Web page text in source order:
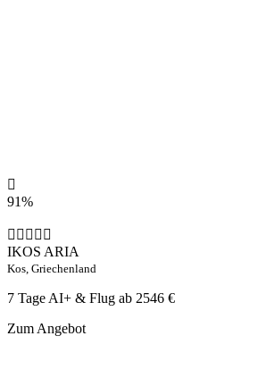
91%
IKOS ARIA
Kos, Griechenland
7 Tage AI+ & Flug ab 2546 €
Zum Angebot